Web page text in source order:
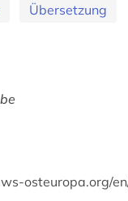
Übersetzung
osteuropa.org/